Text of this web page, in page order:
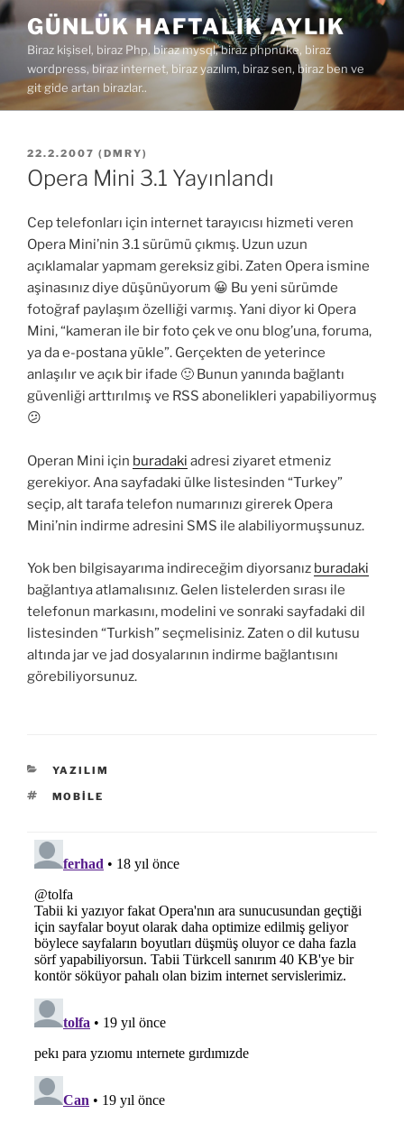
İçeriğe
geç
GÜNLÜK HAFTALIK AYLIK
Biraz kişisel, biraz Php, biraz mysql, biraz phpnuke, biraz
wordpress, biraz internet, biraz yazılım, biraz sen, biraz ben ve
git gide artan birazlar..
YAYIM
TARIHI
22.2.2007 ( DMRY)
Opera Mini 3.1 Yayınlandı
Cep telefonları için internet tarayıcısı hizmeti veren
Opera Mini’nin 3.1 sürümü çıkmış. Uzun uzun
açıklamalar yapmam gereksiz gibi. Zaten Opera ismine
aşinasınız diye düşünüyorum 😀 Bu yeni sürümde
fotoğraf paylaşım özelliği varmış. Yani diyor ki Opera
Mini, “kameran ile bir foto çek ve onu blog’una, foruma,
ya da e-postana yükle”. Gerçekten de yeterince
anlaşılır ve açık bir ifade 🙂 Bunun yanında bağlantı
güvenliği arttırılmış ve RSS abonelikleri yapabiliyormuş
😕
Operan Mini için buradaki adresi ziyaret etmeniz
gerekiyor. Ana sayfadaki ülke listesinden “Turkey”
seçip, alt tarafa telefon numarınızı girerek Opera
Mini’nin indirme adresini SMS ile alabiliyormuşsunuz.
Yok ben bilgisayarıma indireceğim diyorsanız buradaki
bağlantıya atlamalısınız. Gelen listelerden sırası ile
telefonun markasını, modelini ve sonraki sayfadaki dil
listesinden “Turkish” seçmelisiniz. Zaten o dil kutusu
altında jar ve jad dosyalarının indirme bağlantısını
görebiliyorsunuz.
KATEGORILER
YAZILIM
ETIKETLER
MOBILE